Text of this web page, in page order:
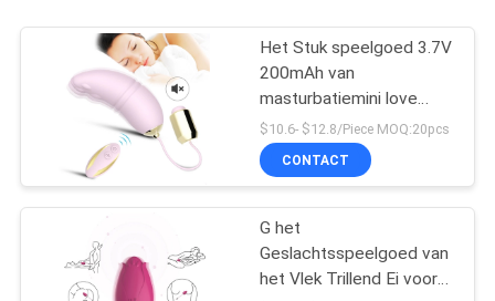
Het Stuk speelgoed 3.7V
200mAh van
masturbatiemini love
female egg sex voor
Vrouwen
$10.6- $12.8/Piece MOQ:20pcs
CONTACT
G het
Geslachtsspeelgoed van
het Vlek Trillend Ei voor